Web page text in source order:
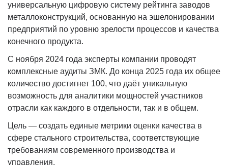
универсальную цифровую систему рейтинга заводов
металлоконструкций, основанную на эшелонировании
предприятий по уровню зрелости процессов и качества
конечного продукта.
С ноября 2024 года эксперты компании проводят
комплексные аудиты ЗМК. До конца 2025 года их общее
количество достигнет 100, что даёт уникальную
возможность для аналитики мощностей участников
отрасли как каждого в отдельности, так и в общем.
Цель — создать единые метрики оценки качества в
сфере стального строительства, соответствующие
требованиям современного производства и
управления.